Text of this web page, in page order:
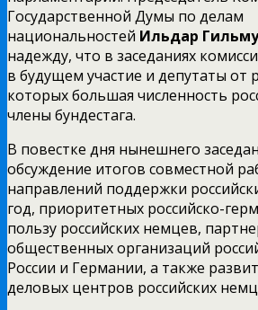
Государственной Думы по делам
национальностей Ильдар
надежду, что в заседаниях
в будущем участие и депутаты от
которых большая численность
члены бундестага.
В повестке дня нынешнего
обсуждение итогов совместной
направлений поддержки
год, приоритетных российско-
пользу российских немцев,
общественных организаций
России и Германии, а также
деловых центров российских